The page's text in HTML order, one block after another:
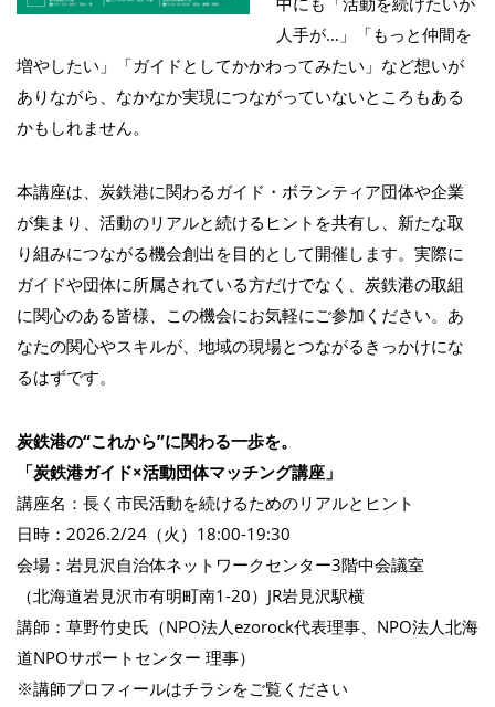
人手が…」「もっと仲間を
増やしたい」「ガイドとしてかかわってみたい」など想いが
ありながら、なかなか実現につながっていないところもある
かもしれません。
本講座は、炭鉄港に関わるガイド・ボランティア団体や企業
が集まり、活動のリアルと続けるヒントを共有し、新たな取
り組みにつながる機会創出を目的として開催します。実際に
ガイドや団体に所属されている方だけでなく、炭鉄港の取組
に関心のある皆様、この機会にお気軽にご参加ください。あ
なたの関心やスキルが、地域の現場とつながるきっかけにな
るはずです。
炭鉄港の“これから”に関わる一歩を。
「炭鉄港ガイド×活動団体マッチング講座」
講座名：長く市民活動を続けるためのリアルとヒント
日時：2026.2/24（火）18:00-19:30
会場：岩見沢自治体ネットワークセンター3階中会議室
（北海道岩見沢市有明町南1-20）JR岩見沢駅横
講師：草野竹史氏（NPO法人ezorock代表理事、NPO法人北海
道NPOサポートセンター 理事）
※講師プロフィールはチラシをご覧ください